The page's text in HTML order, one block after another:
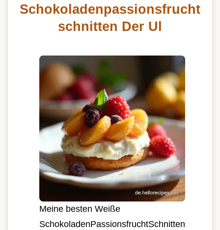
Schokoladenpassionsfrucht
schnitten Der Ul
Meine besten Weiße
SchokoladenPassionsfruchtSchnitten